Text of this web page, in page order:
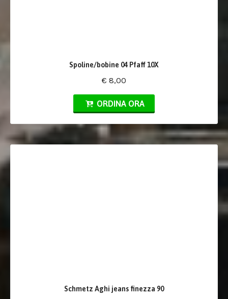
Spoline/bobine 04 Pfaff 10X
€ 8,00
ORDINA ORA
Schmetz Aghi jeans finezza 90